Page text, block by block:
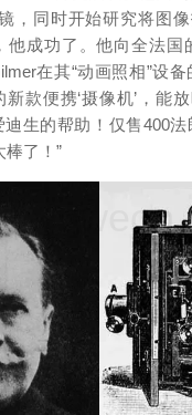
，同时开始研究将图
他成功了。他向全法国
在其“动画照相”设
款便携‘摄像机’，能
迪生的帮助！仅售400
棒了！”
（